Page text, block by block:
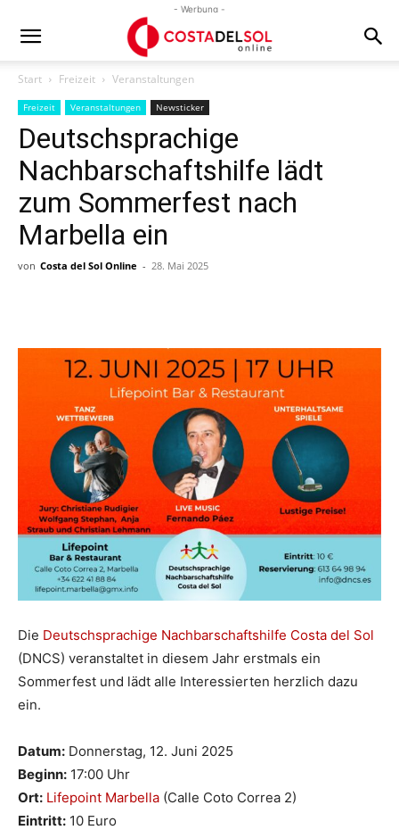
- Werbung -
Start Freizeit Veranstaltungen
Freizeit Veranstaltungen Newsticker
Deutschsprachige
Nachbarschaftshilfe lädt
zum Sommerfest nach
Marbella ein
von Costa del Sol Online - 28. Mai 2025
Die Deutschsprachige Nachbarschaftshilfe Costa del Sol
(DNCS) veranstaltet in diesem Jahr erstmals ein
Sommerfest und lädt alle Interessierten herzlich dazu
ein.
Datum: Donnerstag, 12. Juni 2025
Beginn: 17:00 Uhr
Ort: Lifepoint Marbella (Calle Coto Correa 2)
Eintritt: 10 Euro